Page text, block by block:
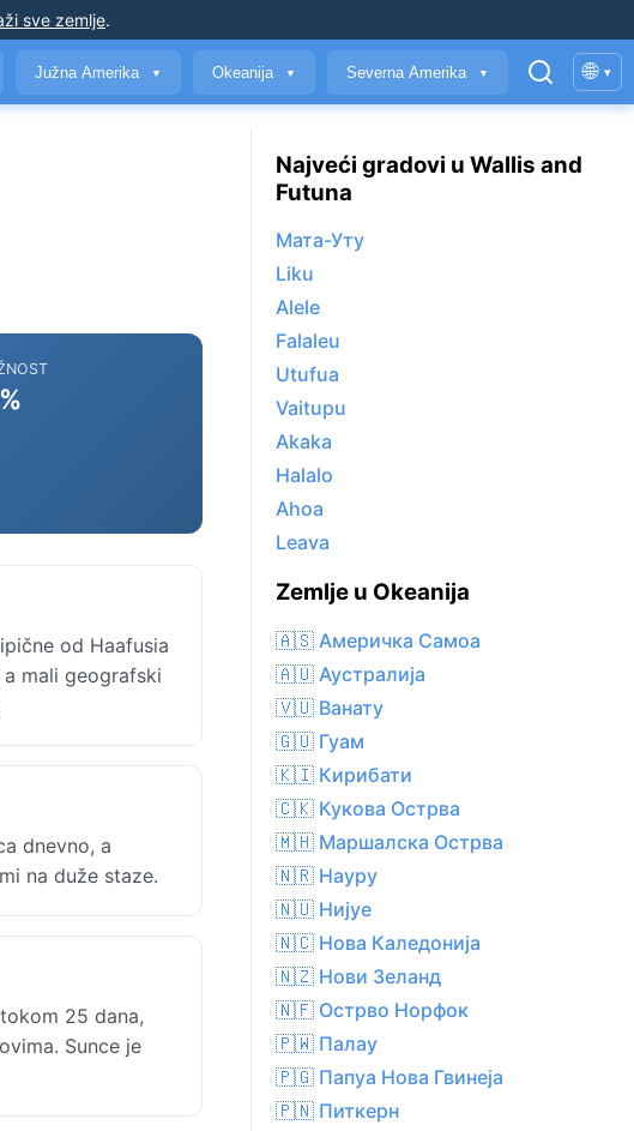
sve zemlje.
Južna Amerika ▼ Okeanija ▼ Severna Amerika ▼ 🌐 ▾
od Haafusia
mali geografski
dnevno, a
na duže staze.
25 dana,
Sunce je
Najveći gradovi u Wallis and
Futuna
Мата-Уту
Liku
Alele
Falaleu
Utufua
Vaitupu
Akaka
Halalo
Ahoa
Leava
Zemlje u Okeanija
🇦🇸 Америчка Самоа
🇦🇺 Аустралија
🇻🇺 Ванату
🇬🇺 Гуам
🇰🇮 Кирибати
🇨🇰 Кукова Острва
🇲🇭 Маршалска Острва
🇳🇷 Науру
🇳🇺 Нијуе
🇳🇨 Нова Каледонија
🇳🇿 Нови Зеланд
🇳🇫 Острво Норфок
🇵🇼 Палау
🇵🇬 Папуа Нова Гвинеја
🇵🇳 Питкерн